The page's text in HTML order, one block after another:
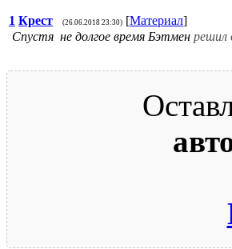
1 Крест (26.06.2018 23:30) [Материал]
Спустя не долгое время Бэтмен решил